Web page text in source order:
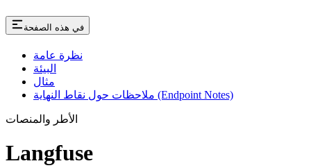
في هذه الصفحة
نظرة عامة
البيئة
مثال
ملاحظات حول نقاط النهاية (Endpoint Notes)
الأطر والمنصات
Langfuse